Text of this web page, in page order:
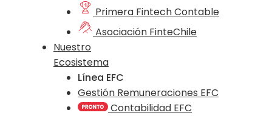
Primera Fintech Contable
Asociación FinteChile
Nuestro
Ecosistema
Línea EFC
Gestión Remuneraciones EFC
Contabilidad EFC